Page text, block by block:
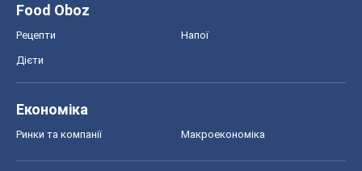
Food Oboz
Рецепти Напої
Дієти
Економіка
Ринки та компанії Макроекономіка